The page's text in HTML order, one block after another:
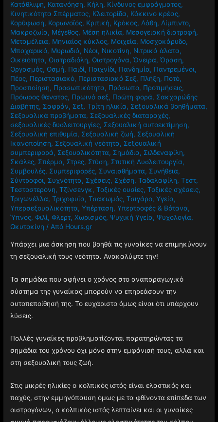
Κατάθλιψη, Κατανόηση, Κήλη, Κίνδυνος εμφράγματος,
Κινητικότητα Σπέρματος, Κλειτορίδα, Κόκκινο κρέας,
Κορύφωση, Κορωνοϊός, Κριτική, Κρόκος, Λάθη, Λίμπιντο,
Μακροζωία, Μέγεθος, Μέση ηλικία, Μεσογειακή διατροφή,
Μεταμέλεια, Μηνιαίος κύκλος, Μοιχεία, Μοσχοκάρυδο,
Μπαχαρικό, Μυρωδιά, Νέοι, Νικοτίνη, Νιτρικά άλατα,
Οικειότητα, Οιστραδιόλη, Οιστρογόνα,Όνειρα,Όραση,
Οργασμός, Οσμή, Παιδί, Παιχνίδι, Πανδημία, Παντρεμένοι,
Πέος, Περιστασιακό, Περιστασιακό Σεξ, Πλήξη, Ποτό,
Προσποίηση, Προσωπικότητα, Πρόσωπο, Προτιμήσεις,
Πρόωρος θάνατος, Πρωινό σεξ, Πρώτη φορά, Σακχαρώδης
Διαβήτης, Σαφράν, Σεξ. Τρίτη ηλικία, Σεξουαλικά βοηθήματα,
Σεξουαλικά προβήματα, Σεξουαλικές διαταραχές,
σεξουαλικές δυσλειτουργίες, Σεξουαλική αυτοεκτίμηση,
Σεξουαλική επιθυμία, Σεξουαλική ζωή, Σεξουαλική
Ικανοποίηση, Σεξουαλική νεότητα, Σεξουαλική
συμπεριφορά, Σεξουαλικότητα, Σημάδια, Σιλδεναφίλη,
Σκάλες, Σπέρμα, Στρες, Στύση, Στυτική Δυσλειτουργία,
Συμβουλές, Συμπεριφορές, Συναισθήματα, Συνήθεια,
Σύντροφοι, Συχνότητα, Σχέσεις, Σχέση,Ταδαλαφίλη,Τεστ,
Τεστοστερόνη,Τζίνσενγκ,Τοξικές ουσίες,Τοξικές σχέσεις,
Τριγωνέλλα,Τριχοφυΐα,Τσακωμός,Τσιγάρο,Υγεία,
Υπερσεξουαλικότητα,Υπέρταση,Υπερτροφές & Βότανα,
Ύπνος,Φιλί,Φλερτ,Χωρισμός, Ψυχική Υγεία, Ψυχολογία,
Ωκυτοκίνη / Από Hours.gr
Υπάρχει μια άσκηση που βοηθά τις γυναίκες να επιμηκύνουν
τη σεξουαλική τους νεότητα. Ανακαλύψτε την!
Τα σημάδια που αφήνει ο χρόνος στο αναπαραγωγικό
σύστημα της γυναίκας μπορούν να επηρεάσουν την
αυτοπεποίθησή της. Το ευχάριστο όμως είναι ότι υπάρχουν
λύσεις.
Πολλές γυναίκες προβληματίζονται παρατηρώντας τα
σημάδια του χρόνου όχι μόνο στην εμφάνισή τους, αλλά και
στη σεξουαλική τους ζωή.
Στις μικρές ηλικίες ο κολπικός ιστός είναι ελαστικός και
παχύς, στην εμμηνόπαυση όμως με τα φθίνοντα επίπεδα των
οιστρογόνων, ο κολπικός ιστός λεπταίνει και οι γυναίκες